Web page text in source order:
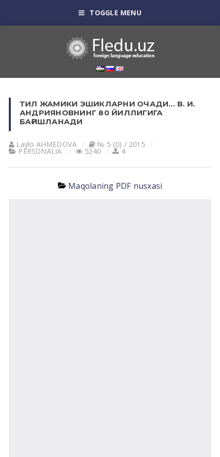
TOGGLE MENU
ТИЛ ЖАМИКИ ЭШИКЛАРНИ ОЧАДИ… В. И.
АНДРИЯНОВНИНГ 80 ЙИЛЛИГИГА
БАҒИШЛАНАДИ
Laylo АHMEDOVА № 5 (0) / 2015
PERSONALIA 5240 4
Maqolaning PDF nusxasi